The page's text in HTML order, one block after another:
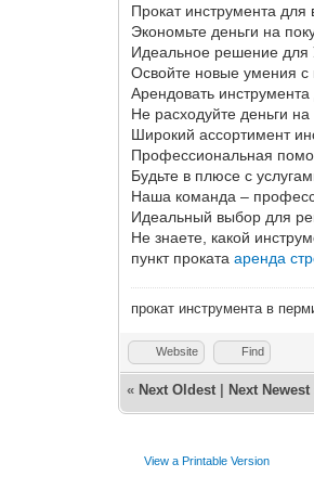
Прокат инструмента
Экономьте деньги на
Идеальное решение для
Освойте новые умения с
Арендовать
Не расходуйте деньги
Широкий ассортимент
Профессиональная
Будьте в плюсе с
Наша команда –
Идеальный выбор для
Не знаете, какой
пункт прокатааренда
прокат инструмента в
Website Find
« Next Oldest Next Newest
View a Printable Version